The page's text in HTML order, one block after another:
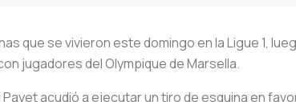
que se vivieron este domingo en la Ligue 1,
jugadores del Olympique de Marsella.
acudió a ejecutar un tiro de esquina en